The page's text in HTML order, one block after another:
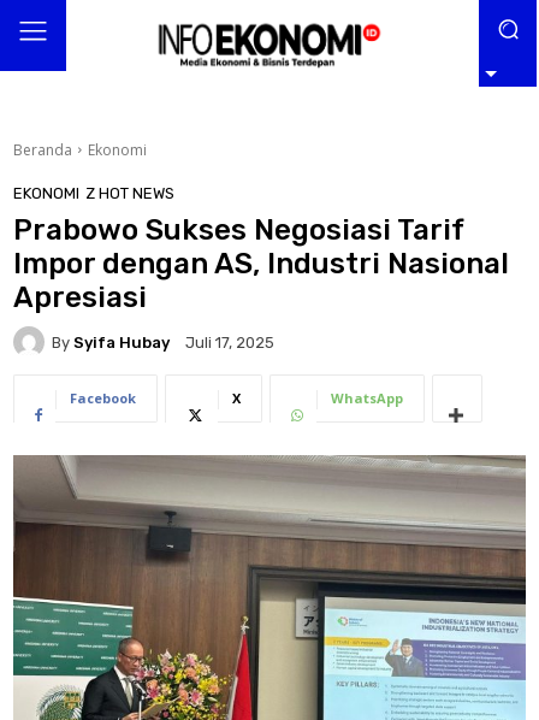
Beranda Ekonomi
EKONOMI Z HOT NEWS
Prabowo Sukses Negosiasi Tarif
Impor dengan AS, Industri Nasional
Apresiasi
By Syifa Hubay Juli 17, 2025
Facebook X WhatsApp